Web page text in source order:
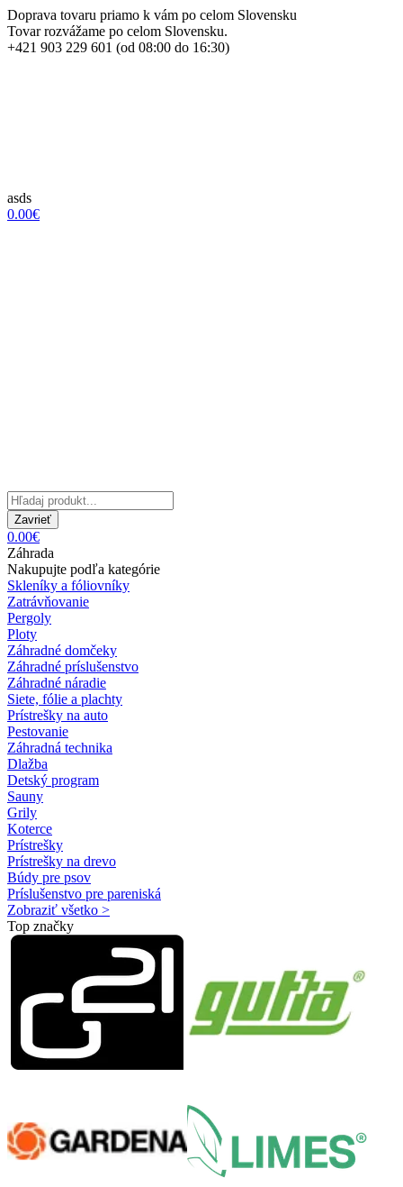
Doprava tovaru priamo k vám po celom Slovensku
Tovar rozvážame po celom Slovensku.
+421 903 229 601 (od 08:00 do 16:30)
asds
0.00€
Zavrieť
0.00€
Záhrada
Nakupujte podľa kategórie
Skleníky a fóliovníky
Zatrávňovanie
Pergoly
Ploty
Záhradné domčeky
Záhradné príslušenstvo
Záhradné náradie
Siete, fólie a plachty
Prístrešky na auto
Pestovanie
Záhradná technika
Dlažba
Detský program
Sauny
Grily
Koterce
Prístrešky
Prístrešky na drevo
Búdy pre psov
Príslušenstvo pre pareniská
Zobraziť všetko >
Top značky